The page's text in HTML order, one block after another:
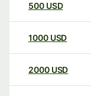
500 USD
1000 USD
2000 USD